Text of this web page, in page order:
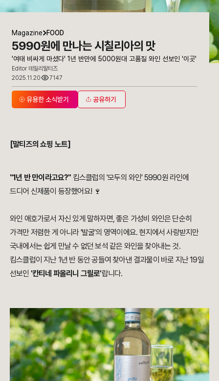
Magazine FOOD
5990원에 만나는 시칠리아의 맛
'여태 비싸게 마셨다' 1년 반만에 5000원대 고품질 와인 선보인 '이곳'
Editor 데일리말티즈
2025.11.20
7147
유용한 소식받기 공유하기
[말티즈의 쇼핑 노트]
"1년 반 만이라고요?" 킴스클럽의 '모두의 와인' 5990원 라인에
드디어 신제품이 등장했어요! 🍷
와인 애호가로서 자신 있게 말하자면, 좋은 가성비 와인은 단순히
가격만 저렴한 게 아니라 '발굴'의 영역이에요. 현지에서 사랑받지만
국내에서는 쉽게 만날 수 없던 보석 같은 와인을 찾아내는 것.
킴스클럽이 지난 1년 반 동안 공들여 찾아낸 결과물이 바로 지난 19일
선보인 '칸티네 파올리니 그릴로'랍니다.